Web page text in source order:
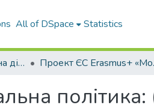
All of DSpace Statistics
Міжнародна проєктна діяльність Проект ЄС Erasmus+ «Модернізація
політика: